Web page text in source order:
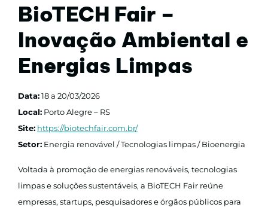
BioTECH Fair –
Inovação Ambiental e
Energias Limpas
Data:18 a 20/03/2026
Local: Porto Alegre – RS
Site: https://biotechfair.com.br/
Setor: Energia renovável / Tecnologias limpas / Bioenergia
Voltada à promoção de energias renováveis, tecnologias
limpas e soluções sustentáveis, a BioTECH Fair reúne
empresas, startups, pesquisadores e órgãos públicos para